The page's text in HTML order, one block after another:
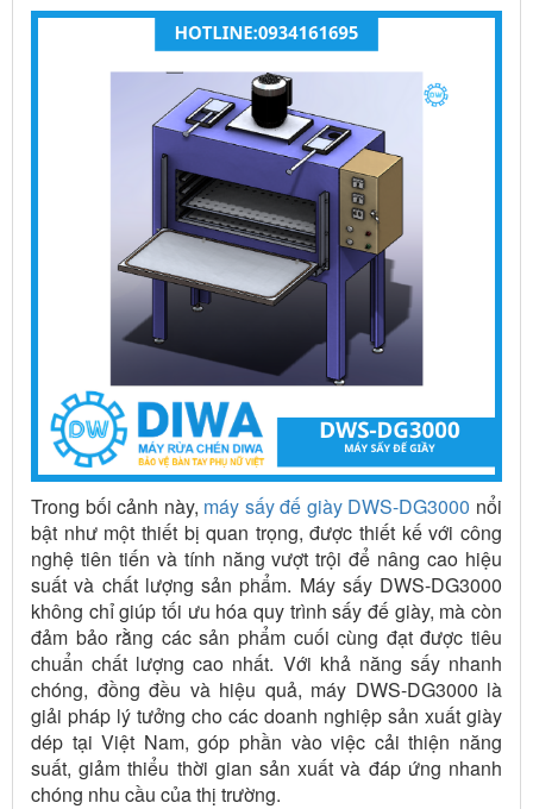
Trong bối cảnh này, máy sấy đế giày DWS-DG3000 nổi
bật như một thiết bị quan trọng, được thiết kế với công
nghệ tiên tiến và tính năng vượt trội để nâng cao hiệu
suất và chất lượng sản phẩm. Máy sấy DWS-DG3000
không chỉ giúp tối ưu hóa quy trình sấy đế giày, mà còn
đảm bảo rằng các sản phẩm cuối cùng đạt được tiêu
chuẩn chất lượng cao nhất. Với khả năng sấy nhanh
chóng, đồng đều và hiệu quả, máy DWS-DG3000 là
giải pháp lý tưởng cho các doanh nghiệp sản xuất giày
dép tại Việt Nam, góp phần vào việc cải thiện năng
suất, giảm thiểu thời gian sản xuất và đáp ứng nhanh
chóng nhu cầu của thị trường.